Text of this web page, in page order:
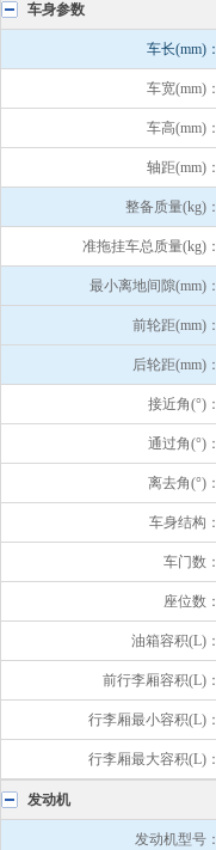
车身参数
车长(mm)：
车宽(mm)：
车高(mm)：
轴距(mm)：
整备质量(kg)：
准拖挂车总质量(kg)：
最小离地间隙(mm)：
前轮距(mm)：
后轮距(mm)：
接近角(°)：
通过角(°)：
离去角(°)：
车身结构：
车门数：
座位数：
油箱容积(L)：
前行李厢容积(L)：
行李厢最小容积(L)：
行李厢最大容积(L)：
发动机
发动机型号：